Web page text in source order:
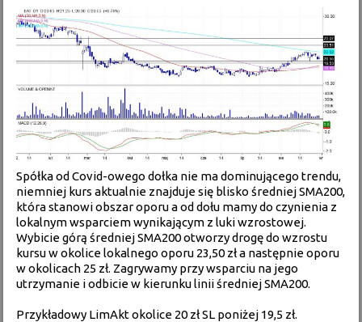
Spółka od Covid-owego dołka nie ma dominującego trendu,
niemniej kurs aktualnie znajduje się blisko średniej SMA200,
która stanowi obszar oporu a od dołu mamy do czynienia z
lokalnym wsparciem wynikającym z luki wzrostowej.
Wybicie górą średniej SMA200 otworzy drogę do wzrostu
kursu w okolice lokalnego oporu 23,50 zł a następnie oporu
w okolicach 25 zł. Zagrywamy przy wsparciu na jego
utrzymanie i odbicie w kierunku linii średniej SMA200.
Przykładowy LimAkt okolice 20 zł SL poniżej 19,5 zł.